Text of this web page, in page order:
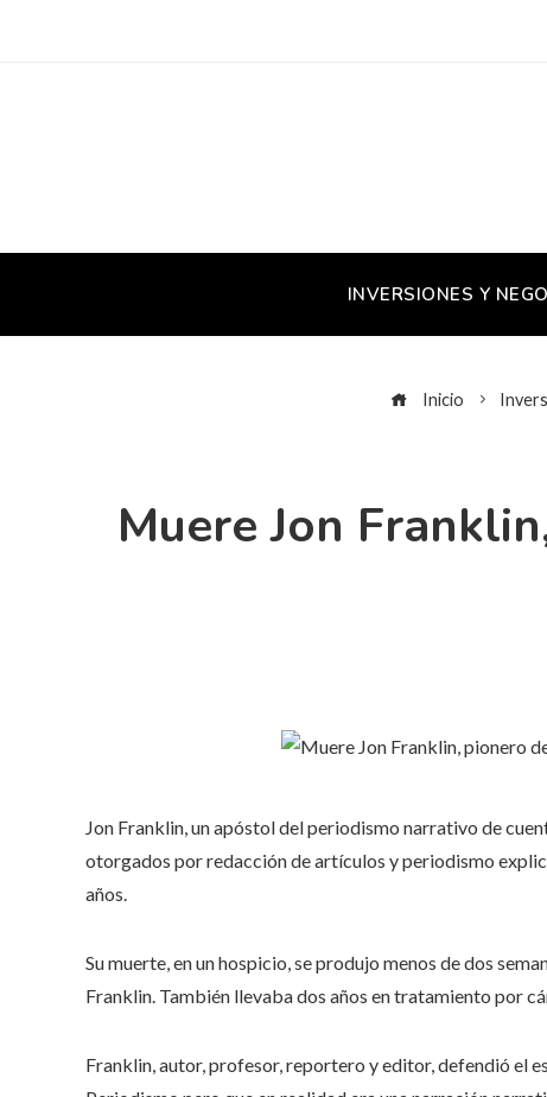
INVERSIONES Y
Inicio
Muere Jon
Jon Franklin, un apóstol del periodismo narrativo de
otorgados por redacción de artículos y periodismo
años.
Su muerte, en un hospicio, se produjo menos de dos
Franklin. También llevaba dos años en tratamiento por
Franklin, autor, profesor, reportero y editor, defendió el